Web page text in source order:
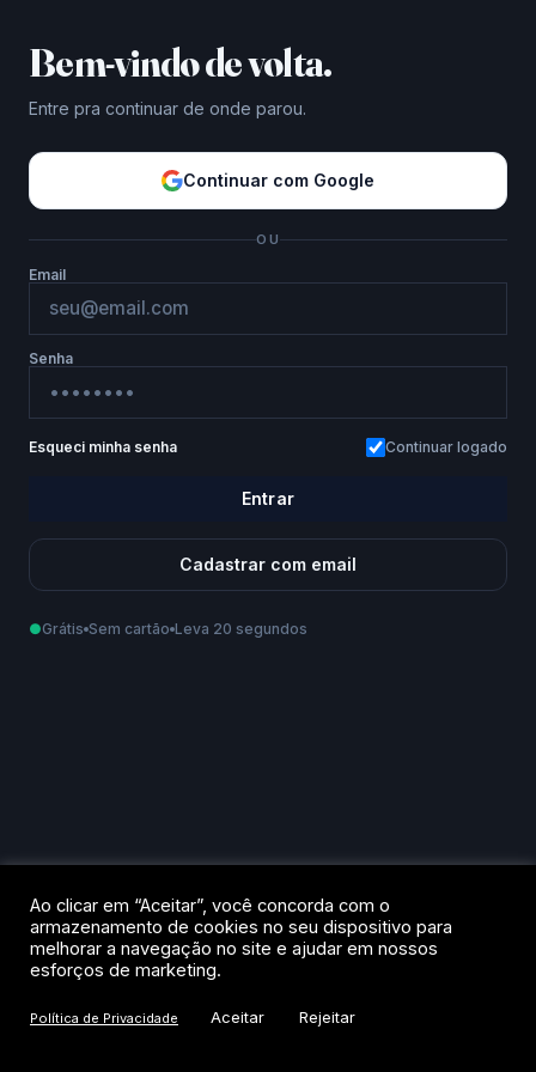
Bem-vindo de volta.
Entre pra continuar de onde parou.
Continuar com Google
OU
Email
Senha
Esqueci minha senha Continuar logado
Entrar
Cadastrar com email
Como podemos te chamar?
Privacidade.
Criar conta
●Grátis Sem cartão Leva 20 segundos
Ao clicar em “Aceitar”, você concorda com o
armazenamento de cookies no seu dispositivo para
melhorar a navegação no site e ajudar em nossos
esforços de marketing.
Política de Privacidade Aceitar Rejeitar